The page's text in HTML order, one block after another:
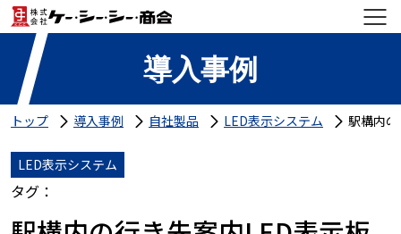
導入事例
トップ 導入事例 自社製品 LED表示システム 駅構内
LED表示システム
タグ：